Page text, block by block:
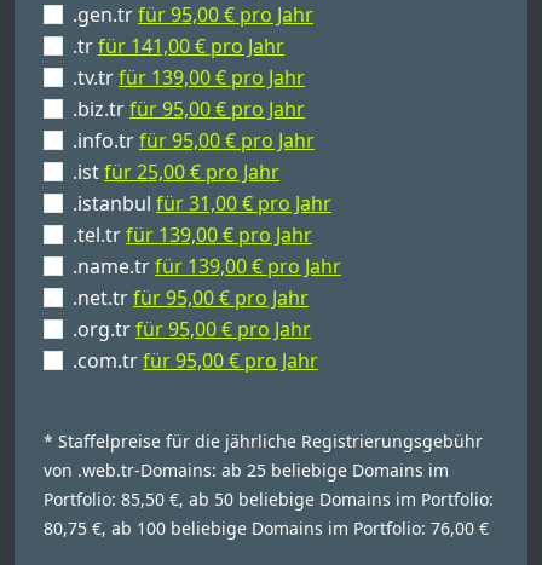
.gen.trfür 95,00 € pro Jahr
.trfür 141,00 € pro Jahr
.tv.trfür 139,00 € pro Jahr
.biz.trfür 95,00 € pro Jahr
.info.trfür 95,00 € pro Jahr
.istfür 25,00 € pro Jahr
.istanbul für 31,00 € pro Jahr
.tel.trfür 139,00 € pro Jahr
.name.trfür 139,00 € pro Jahr
.net.trfür 95,00 € pro Jahr
.org.trfür 95,00 € pro Jahr
.com.trfür 95,00 € pro Jahr
* Staffelpreise für die jährliche Registrierungsgebühr
von .web.tr-Domains: ab 25 beliebige Domains im
Portfolio: 85,50 €, ab 50 beliebige Domains im Portfolio:
80,75 €, ab 100 beliebige Domains im Portfolio: 76,00 €